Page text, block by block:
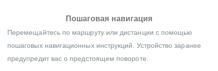
Пошаговая навигация
Перемещайтесь по маршруту или дистанции с помощью
пошаговых навигационных инструкций. Устройство заранее
предупредит вас о предстоящем повороте.